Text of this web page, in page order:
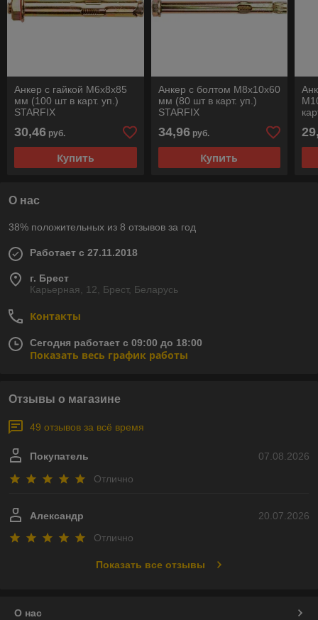
Анкер с гайкой М6х8х85
мм (100 шт в карт. уп.)
STARFIX
30,46 руб.
Купить
Анкер с болтом М8х10х60
мм (80 шт в карт. уп.)
STARFIX
34,96руб.
Купить
О нас
38% положительных из 8 отзывов за год
Работает с 27.11.2018
г. Брест
Карьерная, 12, Брест, Беларусь
Контакты
Сегодня работает с 09:00 до 18:00
Показать весь график работы
Отзывы о магазине
49 отзывов за всё время
07.08.2026
Покупатель
Отлично
20.07.2026
Александр
Отлично
Показать все отзывы
О нас